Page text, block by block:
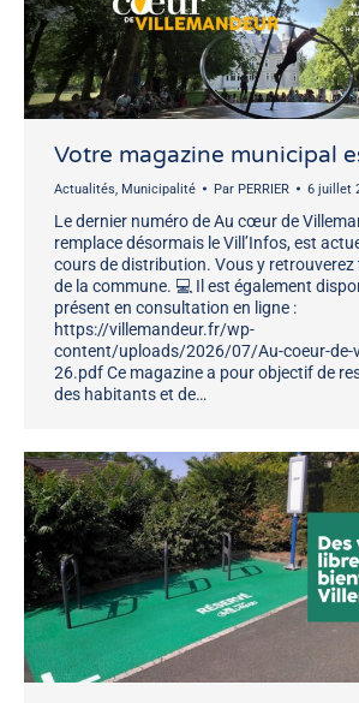
Votre magazine municipal
Actualités, Municipalité Par PERRIER 6 juillet
Le dernier numéro de Au cœur de
remplace désormais le Vill’Infos, est
cours de distribution. Vous y retrouverez
de la commune. 💻 Il est également
présent en consultation en ligne :
https://villemandeur.fr/wp-
content/uploads/2026/07/Au-coeur-de-
26.pdf Ce magazine a pour objectif de
des habitants et de…